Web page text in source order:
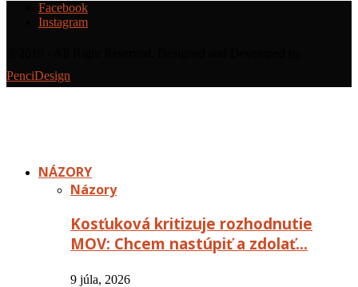
Facebook
Instagram
PenciDesign
NÁZORY
Názory
Kosťuková kritizuje rozhodnutie
MOV: Chcem nastúpiť a zdolať…
9 júla, 2026